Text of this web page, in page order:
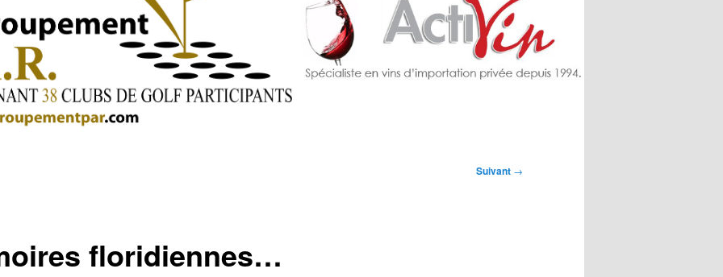
Suivant →
floridiennes…